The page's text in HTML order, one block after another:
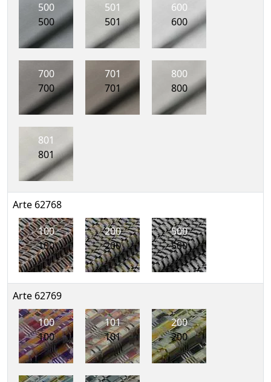
500
500
501
501
600
600
700
700
701
701
800
800
801
801
Arte 62768
100
100
200
200
500
500
Arte 62769
100
100
101
101
200
200